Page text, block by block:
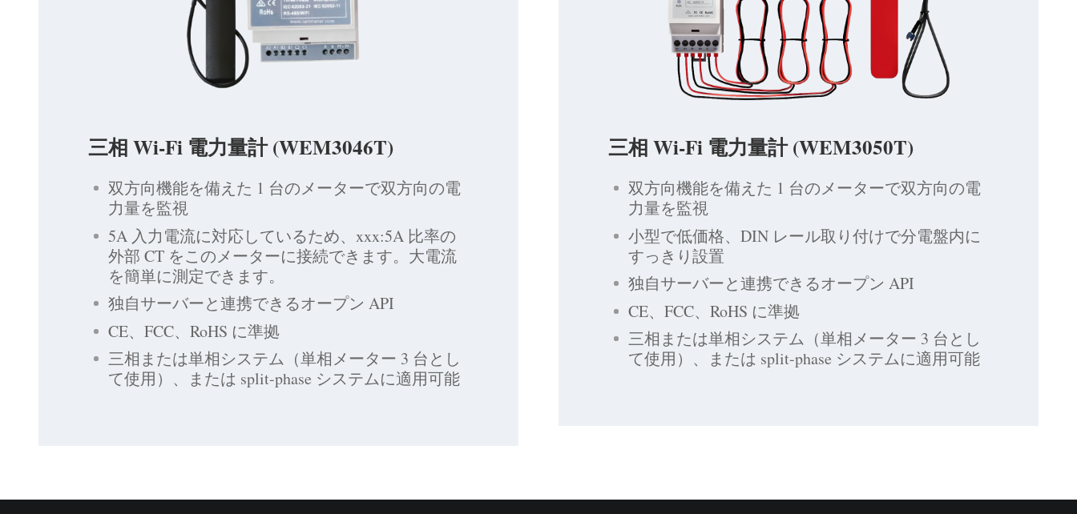
三相 Wi-Fi 電力量計 (WEM3046T)
双方向機能を備えた 1 台のメーターで双方向の電
力量を監視
5A 入力電流に対応しているため、xxx:5A 比率の
外部 CT をこのメーターに接続できます。大電流
を簡単に測定できます。
独自サーバーと連携できるオープン API
CE、FCC、RoHS に準拠
三相または単相システム（単相メーター 3 台とし
て使用）、または split-phase システムに適用可能
三相 Wi-Fi 電力量計 (WEM3050T)
双方向機能を備えた 1 台のメーターで双方向の電
力量を監視
小型で低価格、DIN レール取り付けで分電盤内に
すっきり設置
独自サーバーと連携できるオープン API
CE、FCC、RoHS に準拠
三相または単相システム（単相メーター 3 台とし
て使用）、または split-phase システムに適用可能